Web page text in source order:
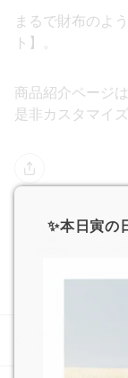
まるで財布のよ
ト】。
商品紹介ページは
是非カスタマイ
✨本日寅の